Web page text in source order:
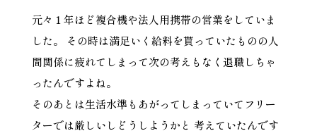
元々１年ほど複合機や法人用携帯の営業をしていま
した。 その時は満足いく給料を貰っていたものの人
間関係に疲れてしまって次の考えもなく退職しちゃ
ったんですよね。
そのあとは生活水準もあがってしまっていてフリー
ターでは厳しいしどうしようかと 考えていたんです